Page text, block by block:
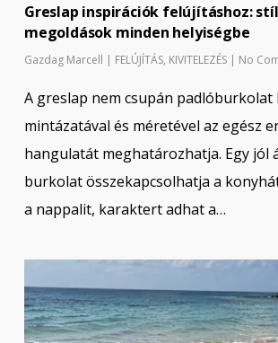
Greslap inspirációk felújításhoz:
megoldások minden helyiségbe
Gazdag Marcell | FELÚJÍTÁS, KIVITELEZÉS | No
A greslap nem csupán padlóburkolat
mintázatával és méretével az egész
hangulatát meghatározhatja. Egy jól
burkolat összekapcsolhatja a
a nappalit, karaktert adhat a…